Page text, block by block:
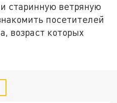
старинную ветряную
посетителей
возраст которых